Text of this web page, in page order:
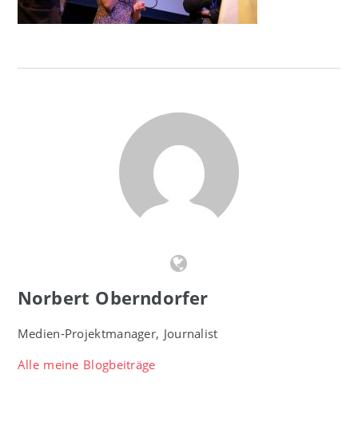
Norbert Oberndorfer
Medien-Projektmanager, Journalist
Alle meine Blogbeiträge